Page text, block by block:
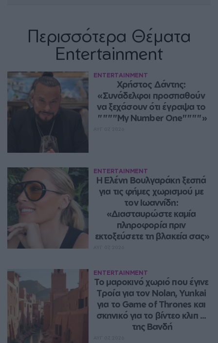
Περισσότερα Θέματα
Entertainment
ENTERTAINMENT
Χρήστος Δάντης:
«Συνάδελφοι προσπαθούν
να ξεχάσουν ότι έγραψα το
""""My Number One""""»
ENTERTAINMENT
Η Ελένη Βουλγαράκη ξεσπά
για τις φήμες χωρισμού με
τον Ιωαννίδη:
«Διασταυρώστε καμία
πληροφορία πριν
εκτοξεύσετε τη βλακεία σας»
ENTERTAINMENT
Το μαροκινό χωριό που έγινε
Τροία για τον Nolan, Yunkai
για το Game of Thrones και
σκηνικό για το βίντεο κλιπ ...
της Βανδή